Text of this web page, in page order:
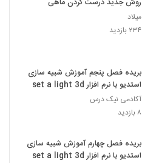
روش جدید درست کردن ماهی
میلاد
۲۳۴ بازدید
بریده فصل پنجم آموزش شبیه سازی
استدیو با نرم افزار set a light 3d
آکادمی نیک درس
۸ بازدید
بریده فصل چهارم آموزش شبیه سازی
استدیو با نرم افزار set a light 3d